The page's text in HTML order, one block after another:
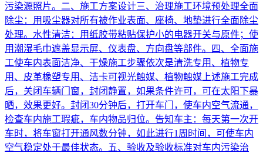
污染源照片。二、施工方案设计三、治理施工环境预处理全面
除尘：用吸尘器对所有被作业表面、座椅、地垫进行全面除尘
处理。水性清洁：用纸胶带粘贴保护小的电器开关与原件；使
用潮湿毛巾遮盖显示屏、仪表盘、方向盘等部件。四、全面施
工使车内表面洁净、干燥施工步骤依次是清洗专用、植物专
用、皮革橡塑专用、洁卡可视光触媒、植物触媒上述施工完成
后，关闭车辆门窗，封闭静置，如果条件许可，可在太阳下暴
晒，效果更好。封闭30分钟后，打开车门，使车内空气流通，
检查车内施工瑕疵，车内物品归位。告知车主：每天第一次开
车时，将车窗打开通风数分钟，如此进行1周时间，可使车内
空气稳定处于最佳状态。五、验收及验收标准对车内污染治